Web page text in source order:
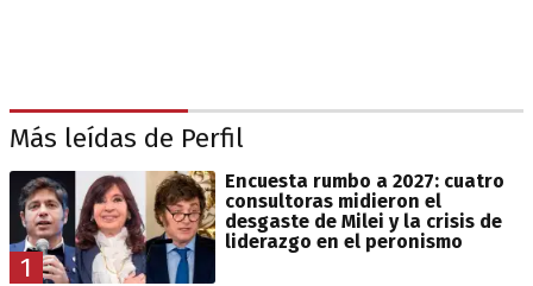
Más leídas de Perfil
1
Encuesta rumbo a 2027: cuatro
consultoras midieron el
desgaste de Milei y la crisis de
liderazgo en el peronismo